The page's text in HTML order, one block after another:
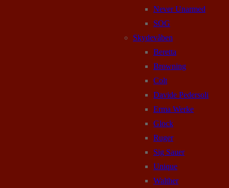
Never Unarmed
SOG
Skydevåben
Beretta
Browning
Colt
Davide Pedersoli
Erma Werke
Glock
Ruger
Sig Sauer
Unique
Walther